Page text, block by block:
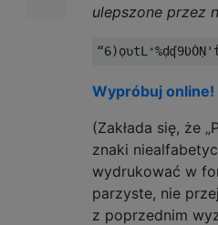
ulepszone przez
Wypróbuj online!
(Zakłada się, że
znaki
wydrukować w
parzyste, nie
z poprzednim